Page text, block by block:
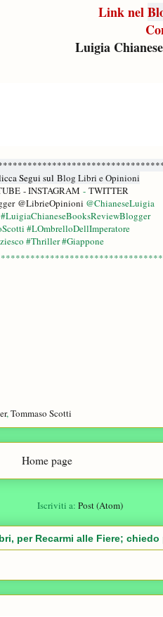
Link nel
Luigia
Segui sul Blog Libri e Opinioni
- INSTAGRAM - TWITTER
@LibrieOpinioni @ChianeseLuigia
#LOmbrelloDellImperatore
#Thriller #Giappone
,Tommaso Scotti
Home page
Iscriviti a: Post (Atom)
per Recarmi alle Fiere;